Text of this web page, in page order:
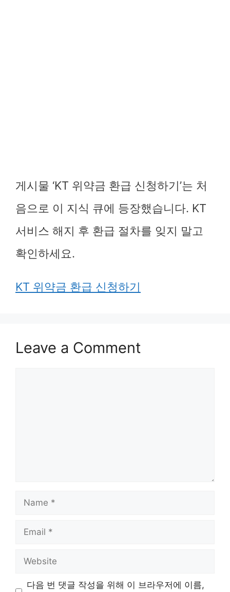
게시물 ‘KT 위약금 환급 신청하기’는 처
음으로 이 지식 큐에 등장했습니다. KT
서비스 해지 후 환급 절차를 잊지 말고
확인하세요.
KT 위약금 환급 신청하기
Leave a Comment
Name
Email
Website
다음 번 댓글 작성을 위해 이 브라우저에 이름,